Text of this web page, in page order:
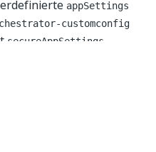
appSettings
customconfig
secureAppSettings